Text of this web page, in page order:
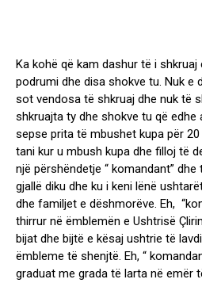
Ka kohë që kam dashur të i shkruaj
podrumi dhe disa shokve tu. Nuk e
sot vendosa të shkruaj dhe nuk të
shkruajta ty dhe shokve tu që
sepse prita të mbushet kupa për
tani kur u mbush kupa dhe filloj të
një përshëndetje “ komandant”
gjallë diku dhe ku i keni lënë
dhe familjet e dëshmorëve. Eh,
thirrur në ëmblemën e Ushtrisë
bijat dhe bijtë e kësaj ushtrie të
ëmbleme të shenjtë. Eh, “
graduat me grada të larta në emër